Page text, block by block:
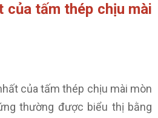
của tấm thép chịu mài
của tấm thép chịu mài mòn
thường được biểu thị bằng